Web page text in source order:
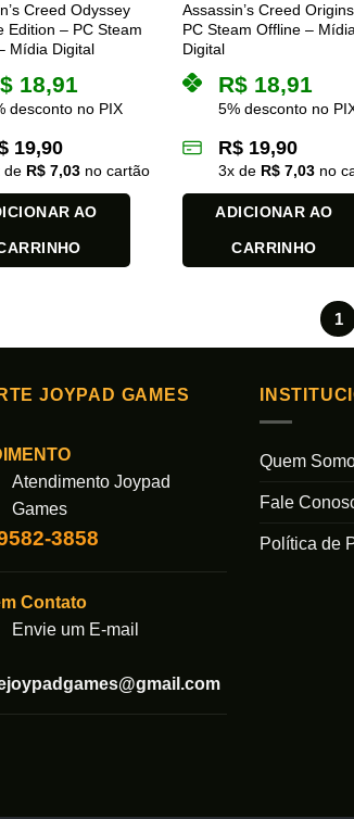
Creed Odyssey
Edition – PC Steam
Mídia Digital
18,91
desconto no PIX
19,90
de R$7,03no cartão
AO
Assassin’s Creed
PC Steam Offline –
Digital
R$ 18,91
5% desconto no
R$ 19,90
3x de R$ 7,03 no
ADICIONAR AO
CARRINHO
1
JOYPAD GAMES
Atendimento Joypad
Games
3858
Contato
Envie um E-mail
Quem
Fale
Política de